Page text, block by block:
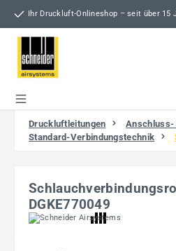
Zum Hauptinhalt springen
Ihr Druckluft-Onlineshop – seit über 15
Druckluftleitungen
Anschluss-
Standard-Verbindungstechnik
DGKE770049